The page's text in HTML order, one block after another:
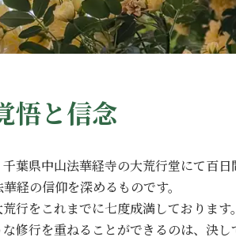
悟と信念
千葉県中山法華経寺の大荒行堂にて百日
華経の信仰を深める ものです。
行をこれまでに七度成満しております。
修行を重ねる ことができるのは、 決し